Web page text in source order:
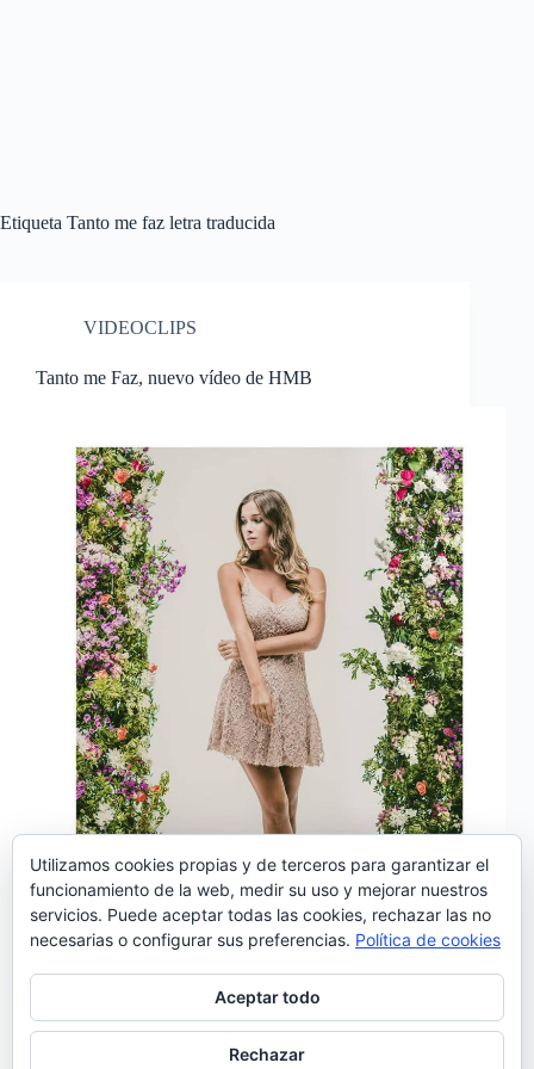
Etiqueta Tanto me faz letra traducida
VIDEOCLIPS
Tanto me Faz, nuevo vídeo de HMB
‘Tanto me faz’ es el nuevo single extraído de
«Mais», el último disco de HMB. Este nuevo
sencillo viene acompañado de un videoclip realizado
por Filipe Correia dos Santos y protagonizado por la
actriz Selina Remus que retrata la construcción
Noemí Sánchez
10/10/2018
1 comentario
Utilizamos cookies propias y de terceros para garantizar el
funcionamiento de la web, medir su uso y mejorar nuestros
servicios. Puede aceptar todas las cookies, rechazar las no
necesarias o configurar sus preferencias. Política de cookies
Aceptar todo
Rechazar